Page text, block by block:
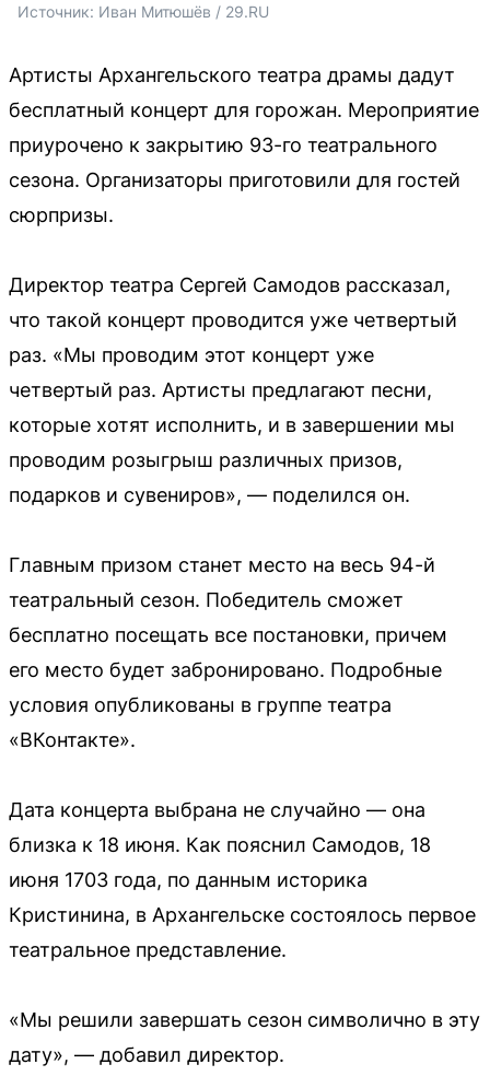
Источник: Иван Митюшёв / 29.RU
Артисты Архангельского театра драмы дадут
бесплатный концерт для горожан. Мероприятие
приурочено к закрытию 93-го театрального
сезона. Организаторы приготовили для гостей
сюрпризы.
Директор театра Сергей Самодов рассказал,
что такой концерт проводится уже четвертый
раз. «Мы проводим этот концерт уже
четвертый раз. Артисты предлагают песни,
которые хотят исполнить, и в завершении мы
проводим розыгрыш различных призов,
подарков и сувениров», — поделился он.
Главным призом станет место на весь 94-й
театральный сезон. Победитель сможет
бесплатно посещать все постановки, причем
его место будет забронировано. Подробные
условия опубликованы в группе театра
«ВКонтакте».
Дата концерта выбрана не случайно — она
близка к 18 июня. Как пояснил Самодов, 18
июня 1703 года, по данным историка
Кристинина, в Архангельске состоялось первое
театральное представление.
«Мы решили завершать сезон символично в эту
дату», — добавил директор.